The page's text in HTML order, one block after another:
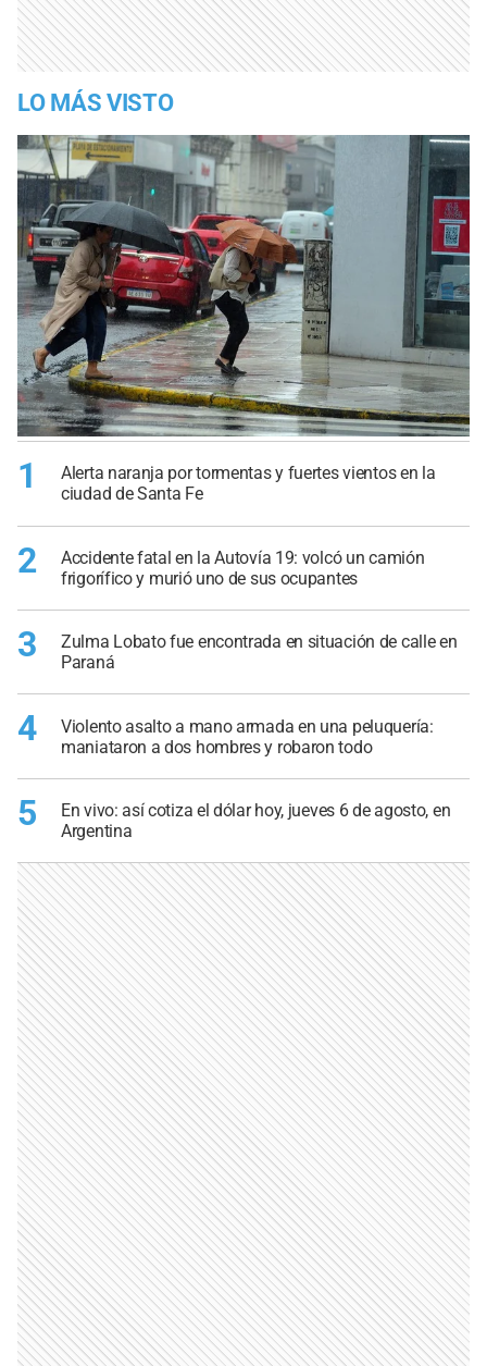
LO MÁS VISTO
1
Alerta naranja por tormentas y fuertes vientos en la
ciudad de Santa Fe
2
Accidente fatal en la Autovía 19: volcó un camión
frigorífico y murió uno de sus ocupantes
3
Zulma Lobato fue encontrada en situación de calle en
Paraná
4
Violento asalto a mano armada en una peluquería:
maniataron a dos hombres y robaron todo
5
En vivo: así cotiza el dólar hoy, jueves 6 de agosto, en
Argentina